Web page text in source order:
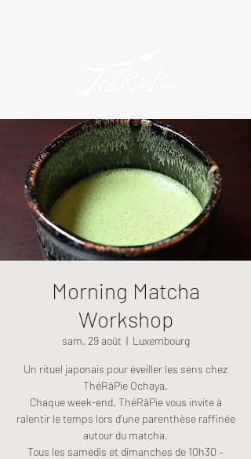
Morning Matcha
Workshop
sam. 29 août
  |
Luxembourg
Un rituel japonais pour éveiller les sens chez
ThéRâPie Ochaya,
Chaque week-end, ThéRâPie vous invite à
ralentir le temps lors d’une parenthèse raffinée
autour du matcha.
Tous les samedis et dimanches de 10h30 –